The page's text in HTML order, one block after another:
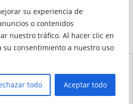
su experiencia de
o contenidos
nuestro tráfico. Al hacer clic en
su consentimiento a nuestro uso
todo Aceptar todo
por
Sitio
Cookies
Privacidad